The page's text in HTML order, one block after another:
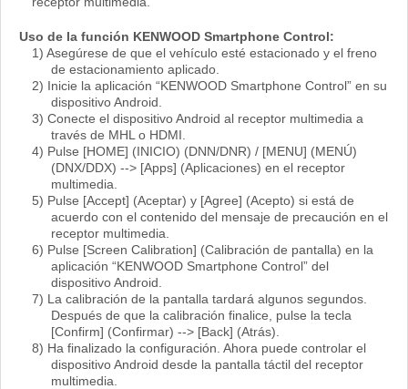
Uso de la función KENWOOD Smartphone Control:
1) Asegúrese de que el vehículo esté estacionado y el freno
de estacionamiento aplicado.
2) Inicie la aplicación “KENWOOD Smartphone Control” en su
dispositivo Android.
3) Conecte el dispositivo Android al receptor multimedia a
través de MHL o HDMI.
4) Pulse [HOME] (INICIO) (DNN/DNR) / [MENU] (MENÚ)
(DNX/DDX) --> [Apps] (Aplicaciones) en el receptor
multimedia.
5) Pulse [Accept] (Aceptar) y [Agree] (Acepto) si está de
acuerdo con el contenido del mensaje de precaución en el
receptor multimedia.
6) Pulse [Screen Calibration] (Calibración de pantalla) en la
aplicación “KENWOOD Smartphone Control” del
dispositivo Android.
7) La calibración de la pantalla tardará algunos segundos.
Después de que la calibración finalice, pulse la tecla
[Confirm] (Confirmar) --> [Back] (Atrás).
8) Ha finalizado la configuración. Ahora puede controlar el
dispositivo Android desde la pantalla táctil del receptor
multimedia.